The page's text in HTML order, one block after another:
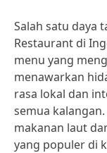
Salah satu daya
Restaurant di
menu yang
menawarkan
rasa lokal dan
semua
makanan laut
yang populer di